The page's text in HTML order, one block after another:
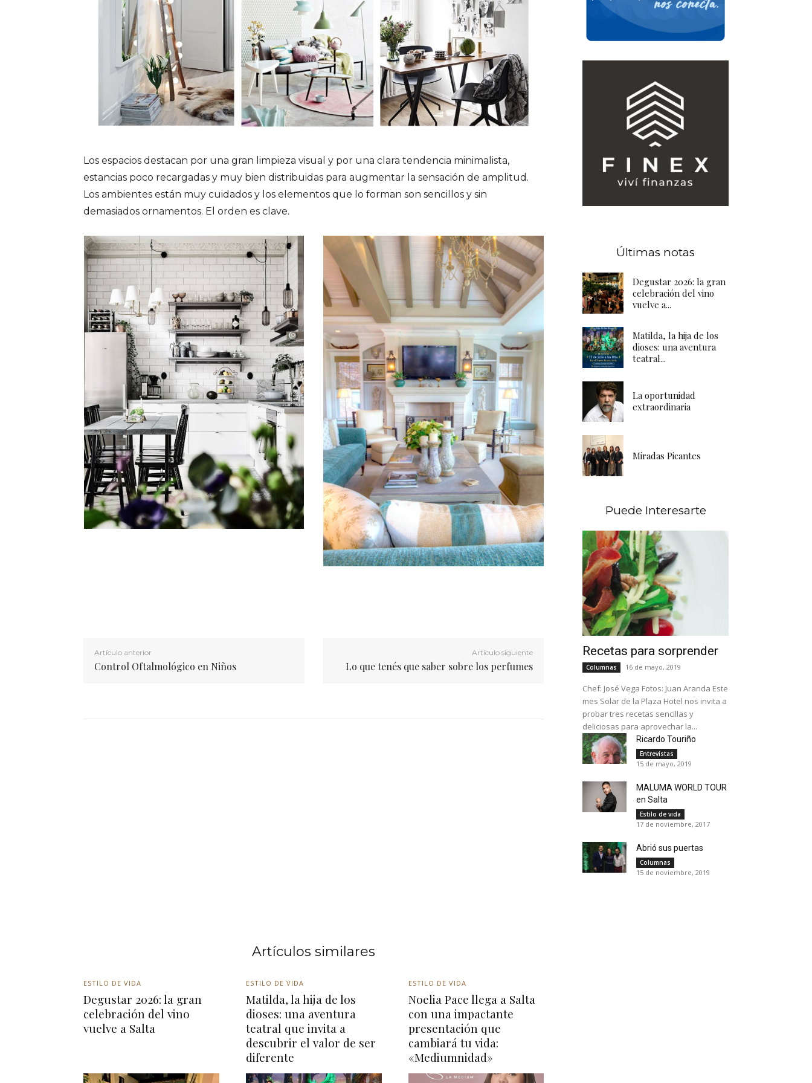
Los espacios destacan por una gran limpieza visual y por una clara tendencia minimalista,
estancias poco recargadas y muy bien distribuidas para augmentar la sensación de amplitud.
Los ambientes están muy cuidados y los elementos que lo forman son sencillos y sin
demasiados ornamentos. El orden es clave.
Artículo anterior
Control Oftalmológico en Niños
Artículo siguiente
Lo que tenés que saber sobre los perfumes
Últimas notas
Degustar 2026: la gran
celebración del vino
vuelve a...
Matilda, la hija de los
dioses: una aventura
teatral...
La oportunidad
extraordinaria
Miradas Picantes
Puede Interesarte
Recetas para sorprender
Columnas 16 de mayo, 2019
Chef: José Vega Fotos: Juan Aranda Este
mes Solar de la Plaza Hotel nos invita a
probar tres recetas sencillas y
deliciosas para aprovechar la...
Ricardo Touriño
Entrevistas
15 de mayo, 2019
MALUMA WORLD TOUR
en Salta
Estilo de vida
17 de noviembre, 2017
Abrió sus puertas
Columnas
15 de noviembre, 2019
Artículos similares
ESTILO DE VIDA
Degustar 2026: la gran
celebración del vino
vuelve a Salta
ESTILO DE VIDA
Matilda, la hija de los
dioses: una aventura
teatral que invita a
descubrir el valor de ser
diferente
ESTILO DE VIDA
Noelia Pace llega a Salta
con una impactante
presentación que
cambiará tu vida:
«Mediumnidad»